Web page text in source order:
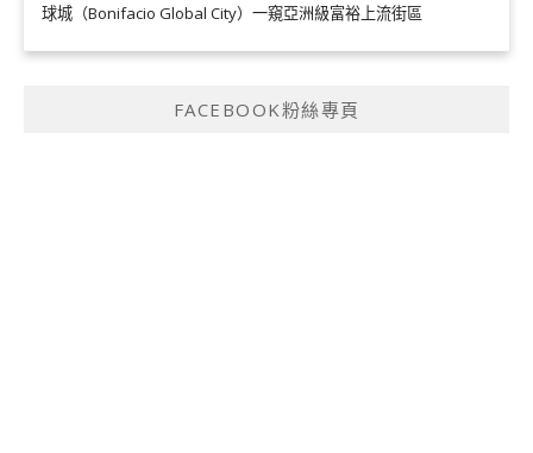
球城（Bonifacio Global City）一窺亞洲級富裕上流街區
FACEBOOK粉絲專頁